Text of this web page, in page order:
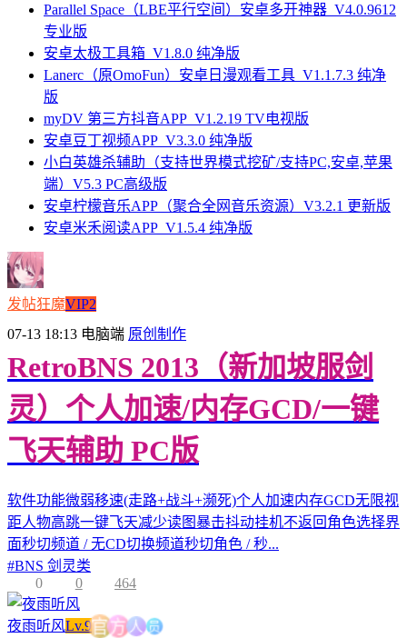
Parallel Space（LBE平行空间）安卓多开神器_V4.0.9612
专业版
安卓太极工具箱_V1.8.0 纯净版
Lanerc（原OmoFun）安卓日漫观看工具_V1.1.7.3 纯净
版
myDV 第三方抖音APP_V1.2.19 TV电视版
安卓豆丁视频APP_V3.3.0 纯净版
小白英雄杀辅助（支持世界模式挖矿/支持PC,安卓,苹果
端）V5.3 PC高级版
安卓柠檬音乐APP（聚合全网音乐资源）V3.2.1 更新版
安卓米禾阅读APP_V1.5.4 纯净版
发帖狂魔VIP2
07-13 18:13 电脑端 原创制作
RetroBNS 2013（新加坡服剑
灵）个人加速/内存GCD/一键
飞天辅助 PC版
软件功能微弱移速(走路+战斗+濒死)个人加速内存GCD无限视
距人物高跳一键飞天减少读图暴击抖动挂机不返回角色选择界
面秒切频道 / 无CD切换频道秒切角色 / 秒...
#BNS 剑灵类
0
0 464
夜雨听风Lv.9官 方人员